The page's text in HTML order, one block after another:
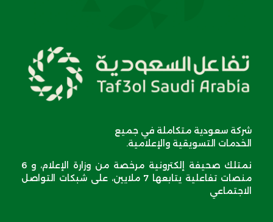
شركة سعودية متكاملة في جميع
الخدمات التسويقية والإعلامية.
نمتلك صحيفة إلكترونية مرخصة من وزارة الإعلام، و 6
منصات تفاعلية يتابعها 7 ملايين، على شبكات التواصل
الاجتماعي